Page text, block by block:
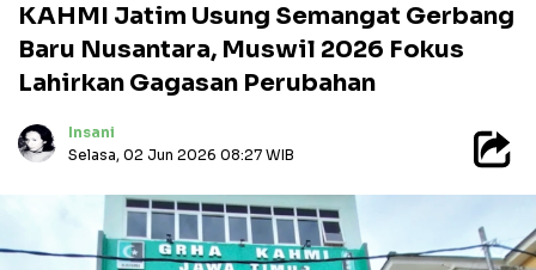
KAHMI Jatim Usung Semangat Gerbang
Baru Nusantara, Muswil 2026 Fokus
Lahirkan Gagasan Perubahan
Insani
Selasa, 02 Jun 2026 08:27 WIB